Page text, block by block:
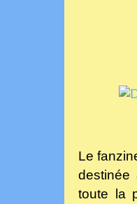
Le
destinée
toute la